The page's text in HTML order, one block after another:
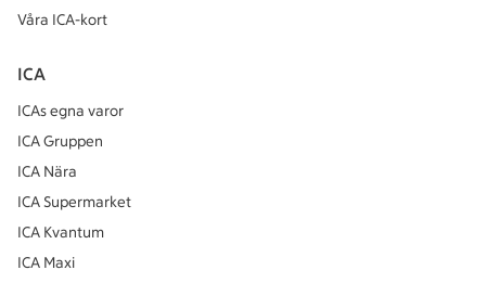
Våra ICA-kort
ICA
ICAs egna varor
ICA Gruppen
ICA Nära
ICA Supermarket
ICA Kvantum
ICA Maxi